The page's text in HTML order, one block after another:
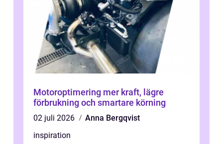
Motoroptimering mer kraft, lägre
förbrukning och smartare körning
02 juli 2026
Anna Bergqvist
inspiration